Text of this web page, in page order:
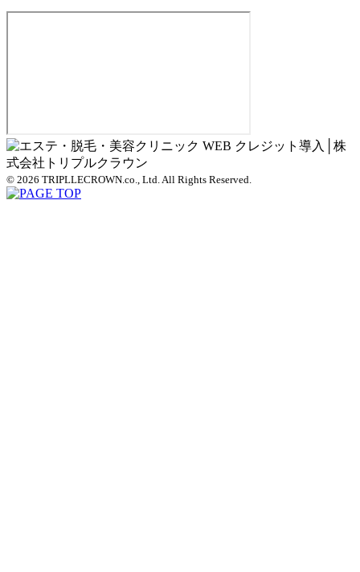
© 2026 TRIPLLECROWN.co., Ltd. All Rights Reserved.